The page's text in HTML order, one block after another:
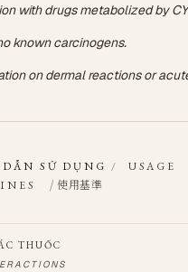
with drugs metabolized by
known carcinogens.
on dermal reactions or
SỬ DỤNG /
USAGE
/ 使用基準
THUỐC